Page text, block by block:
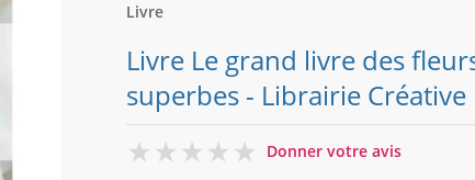
Livre
Livre Le grand livre des
superbes - Librairie Créative
0
Donner votre avis